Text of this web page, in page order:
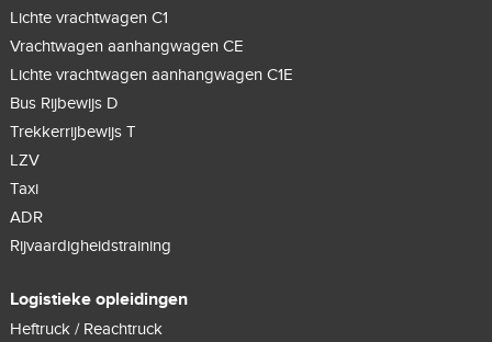
Lichte vrachtwagen C1
Vrachtwagen aanhangwagen CE
Lichte vrachtwagen aanhangwagen C1E
Bus Rijbewijs D
Trekkerrijbewijs T
LZV
Taxi
ADR
Rijvaardigheidstraining
Logistieke opleidingen
Heftruck / Reachtruck